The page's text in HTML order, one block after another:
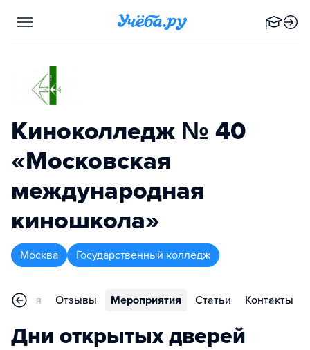
Киноколледж № 40
«Московская
международная
киношкола»
Москва Государственный колледж
Отзывы Мероприятия Статьи Контакты
Дни открытых дверей